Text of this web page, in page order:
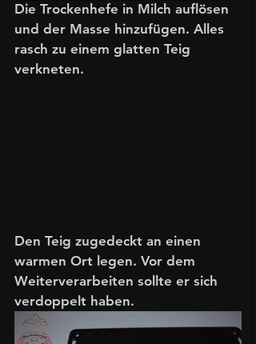
Die Trockenhefe in Milch auflösen
und der Masse hinzufügen. Alles
rasch zu einem glatten Teig
verkneten.
Den Teig zugedeckt an einen
warmen Ort legen. Vor dem
Weiterverarbeiten sollte er sich
verdoppelt haben.